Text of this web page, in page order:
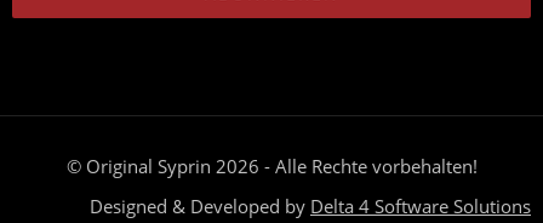
© Original Syprin 2026 - Alle Rechte vorbehalten!
Designed & Developed by Delta 4 Software Solutions